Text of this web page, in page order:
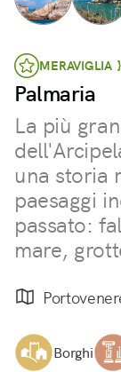
MERAVIGLIA
Palmaria
La più
una storia
paesaggi
passato:
mare,
Borghi